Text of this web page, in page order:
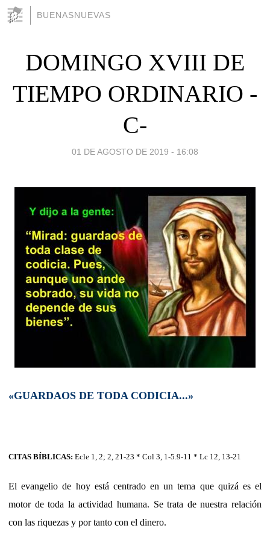
BUENASNUEVAS
DOMINGO XVIII DE
TIEMPO ORDINARIO -
C-
01 DE AGOSTO DE 2019 - 16:08
«GUARDAOS DE TODA CODICIA...»
CITAS BÍBLICAS: Ecle 1, 2; 2, 21-23 * Col 3, 1-5.9-11 * Lc 12, 13-21
El evangelio de hoy está centrado en un tema que quizá es el
motor de toda la actividad humana. Se trata de nuestra relación
con las riquezas y por tanto con el dinero.